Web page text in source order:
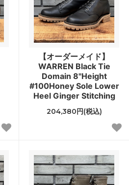
【オーダーメイド】
WARREN Black Tie
Domain 8"Height
#100Honey Sole Lower
Heel Ginger Stitching
204,380円(税込)